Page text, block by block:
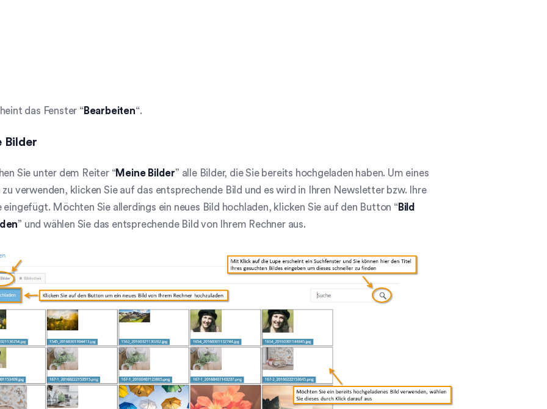
das Fenster “Bearbeiten“.
Bilder
Sie unter dem Reiter “Meine Bilder” alle Bilder, die Sie bereits hochgeladen haben. Um eines
zu verwenden, klicken Sie auf das entsprechende Bild und es wird in Ihren Newsletter bzw. Ihre
eingefügt. Möchten Sie allerdings ein neues Bild hochladen, klicken Sie auf den Button “Bild
” und wählen Sie das entsprechende Bild von Ihrem Rechner aus.